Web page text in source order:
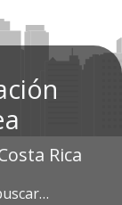
Rica